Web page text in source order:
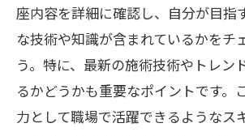
座内容を詳細に確認し、自分が目指
な技術や知識が含まれているかをチ
う。特に、最新の施術技術やトレン
るかどうかも重要なポイントです。
力として職場で活躍できるようなス